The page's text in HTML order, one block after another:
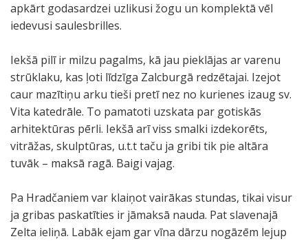
apkārt godasardzei uzlikusi žogu un komplektā vēl
iedevusi saulesbrilles.
Iekšā pilī ir milzu pagalms, kā jau pieklājas ar varenu
strūklaku, kas ļoti līdzīga Zalcburgā redzētajai. Izejot
caur mazītiņu arku tieši pretī nez no kurienes izaug sv.
Vita katedrāle. To pamatoti uzskata par gotiskās
arhitektūras pērli. Iekšā arī viss smalki izdekorēts,
vitrāžas, skulptūras, u.t.t taču ja gribi tik pie altāra
tuvāk – maksā ragā. Baigi vajag.
Pa Hradčaniem var klaiņot vairākas stundas, tikai visur
ja gribas paskatīties ir jāmaksā nauda. Pat slavenajā
Zelta ieliņā. Labāk ejam gar vīna dārzu nogāzēm lejup